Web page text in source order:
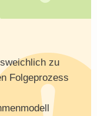
zu
Folgeprozess